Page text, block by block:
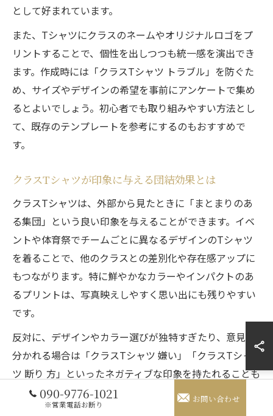
として好まれています。
また、Tシャツにクラスのネームやオリジナルロゴをプ
リントすることで、個性を出しつつも統一感を演出でき
ます。作成時には「クラスTシャツ トラブル」を防ぐた
め、サイズやデザインの希望を事前にアンケートで集め
るとよいでしょう。初心者でも取り組みやすい方法とし
て、既存のテンプレートを参考にするのもおすすめで
す。
クラスTシャツが印象に与える団結効果とは
クラスTシャツは、外部から見たときに「まとまりのあ
る集団」という良い印象を与えることができます。イベ
ントや体育祭でチームごとに異なるデザインのTシャツ
を着ることで、他のクラスとの差別化や存在感アップに
もつながります。特に鮮やかなカラーやインパクトのあ
るプリントは、写真映えしやすく思い出にも残りやすい
です。
反対に、デザインやカラー選びが独特すぎたり、意見が
分かれる場合は「クラスTシャツ 嫌い」「クラスTシャ
ツ 断り 方」といったネガティブな印象を持たれることも
あります。団結を意識するなら、シンプルで万人受けす
るデザインを心がけ、クラス全員の納得感を大切にしま
090-9776-1021
※営業電話お断り お問い合わせ